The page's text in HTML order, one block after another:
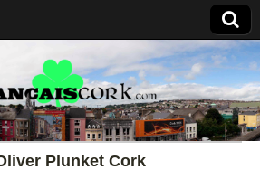
Plunket Cork